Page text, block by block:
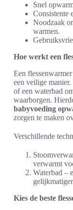
Snel
Consistente
Noodzaak
warmen.
Hoe werkt een
Een
een veilige
of een waterbad
waarborgen.
babyvoeding
zorgen te maken
Verschillende
verwarmt
Waterbad –
Kies de beste